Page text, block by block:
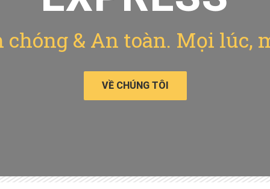
chóng & An toàn. Mọi lúc,
VỀ CHÚNG TÔI